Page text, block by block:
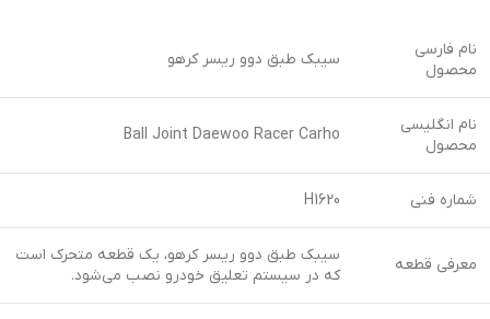
نام فارسی
محصول
سیبک طبق دوو ریسر کرهو
نام انگلیسی
محصول
Ball Joint Daewoo Racer Carho
شماره فنی H1620
معرفی قطعه
سیبک طبق دوو ریسر کرهو، یک قطعه متحرک است
که در سیستم تعلیق خودرو نصب می‌شود.